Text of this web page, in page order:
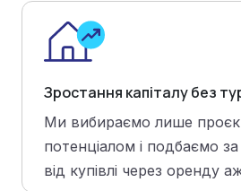
Зростання капіталу без
Ми вибираємо лише
потенціалом і подбаємо
від купівлі через оренду